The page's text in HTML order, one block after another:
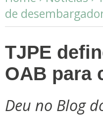
de
TJPE
OAB para
Deu no Blog